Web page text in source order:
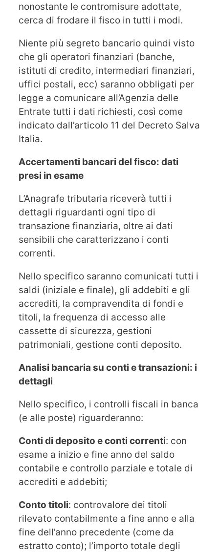
nonostante le contromisure adottate,
cerca di frodare il fisco in tutti i modi.
Niente più segreto bancario quindi visto
che gli operatori finanziari (banche,
istituti di credito, intermediari finanziari,
uffici postali, ecc) saranno obbligati per
legge a comunicare all’Agenzia delle
Entrate tutti i dati richiesti, così come
indicato dall’articolo 11 del Decreto Salva
Italia.
Accertamenti bancari del fisco: dati
presi in esame
L’Anagrafe tributaria riceverà tutti i
dettagli riguardanti ogni tipo di
transazione finanziaria, oltre ai dati
sensibili che caratterizzano i conti
correnti.
Nello specifico saranno comunicati tutti i
saldi (iniziale e finale), gli addebiti e gli
accrediti, la compravendita di fondi e
titoli, la frequenza di accesso alle
cassette di sicurezza, gestioni
patrimoniali, gestione conti deposito.
Analisi bancaria su conti e transazioni: i
dettagli
Nello specifico, i controlli fiscali in banca
(e alle poste) riguarderanno:
Conti di deposito e conti correnti: con
esame a inizio e fine anno del saldo
contabile e controllo parziale e totale di
accrediti e addebiti;
Conto titoli: controvalore dei titoli
rilevato contabilmente a fine anno e alla
fine dell’anno precedente (come da
estratto conto); l’importo totale degli